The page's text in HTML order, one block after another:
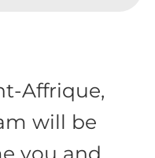
Affrique,
will be
you and